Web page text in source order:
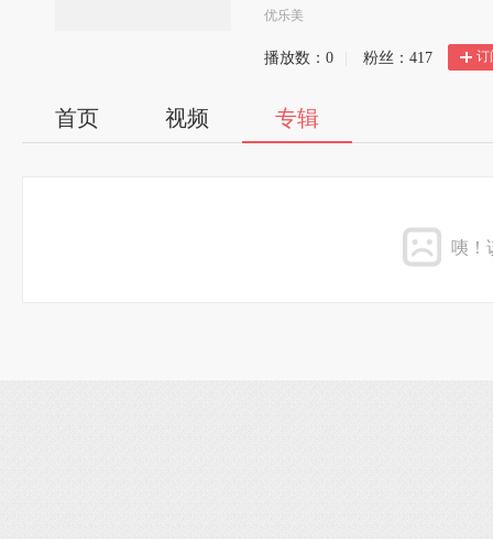
优乐美
播放数： 0 粉丝： 417 订
首页 视频 专辑
咦！